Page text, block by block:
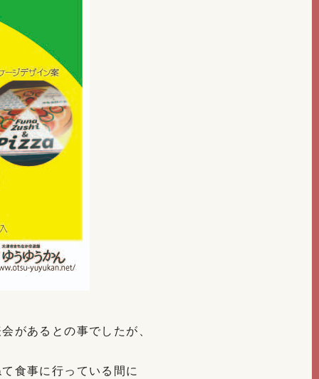
があるとの事でしたが、
食事に行っている間に